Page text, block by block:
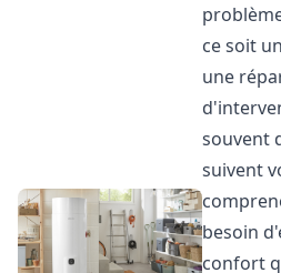
ce soit
une
souvent
suivent
besoin
confort